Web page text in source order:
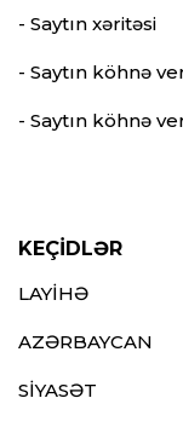
- Saytın xəritəsi
- Saytın köhnə
- Saytın köhnə
KEÇİDLƏR
LAYİHƏ
AZƏRBAYCAN
SİYASƏT